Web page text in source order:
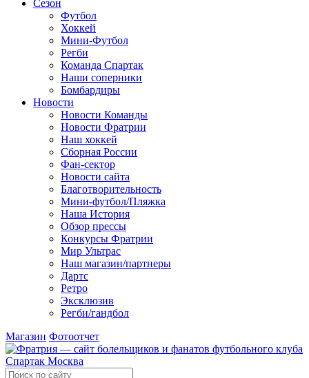
Сезон
Футбол
Хоккей
Мини-Футбол
Регби
Команда Спартак
Наши соперники
Бомбардиры
Новости
Новости Команды
Новости Фратрии
Наш хоккей
Сборная России
Фан-cектор
Новости сайта
Благотворительность
Мини-футбол/Пляжка
Наша История
Обзор прессы
Конкурсы Фратрии
Мир Ультрас
Наш магазин/партнеры
Дартс
Ретро
Эксклюзив
Регби/гандбол
Магазин Фотоотчет